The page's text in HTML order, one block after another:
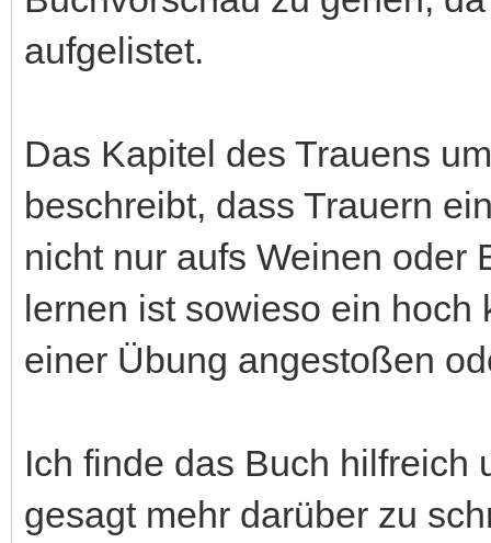
aufgelistet.
Das Kapitel des Trauens
beschreibt, dass Trauern
nicht nur aufs Weinen oder
lernen ist sowieso ein hoch
einer Übung angestoßen
Ich finde das Buch hilfreich
gesagt mehr darüber zu